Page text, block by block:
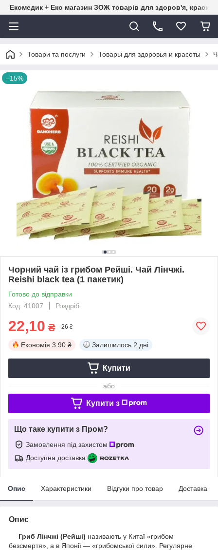
Екомедик + Еко магазин ЗОЖ товарів для здоров'я, краси
Товари та послуги Товары для здоровья и красоты
–15%
Чорний чай із грибом Рейші. Чай Лінчжі.
Reishi black tea (1 пакетик)
Готово до відправки
Код: 41007
Роздріб
22,10 ₴ 26 ₴
Економія 3.90 ₴ Залишилось 2 дні
Купити
або
Купити з
Що таке купити з Пром?
Замовлення під захистом
Доступна доставка
Опис Характеристики Відгуки про товар Доставка
Опис
Гриб Лінчжі (Рейші) називають у Китаї «грибом
безсмертя», а в Японії — «грибомської сили». Регулярне